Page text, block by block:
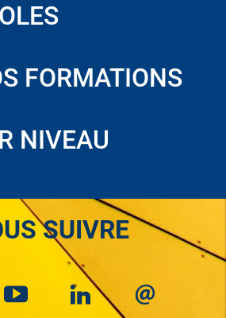
FORMATIONS
NIVEAU
SUIVRE